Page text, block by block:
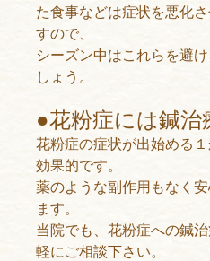
た食事などは症状を悪化
すので、
シーズン中はこれらを避
しょう。
●花粉症には鍼治
花粉症の症状が出始める
効果的です。
薬のような副作用もなく
ます。
当院でも、花粉症への鍼
軽にご相談下さい。